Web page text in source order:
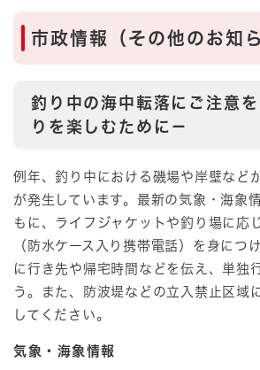
市政情報（その他のお知
釣り中の海中転落にご注意
りを楽しむために－
例年、釣り中における磯場や岸壁など
が発生しています。最新の気象・海象
もに、ライフジャケットや釣り場に応
（防水ケース入り携帯電話）を身につ
に行き先や帰宅時間などを伝え、単独
う。また、防波堤などの立入禁止区域
してください。
気象・海象情報​